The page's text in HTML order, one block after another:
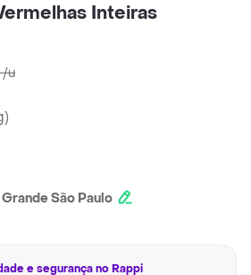
Inteiras
/u
)
Grande São Paulo
e segurança no Rappi